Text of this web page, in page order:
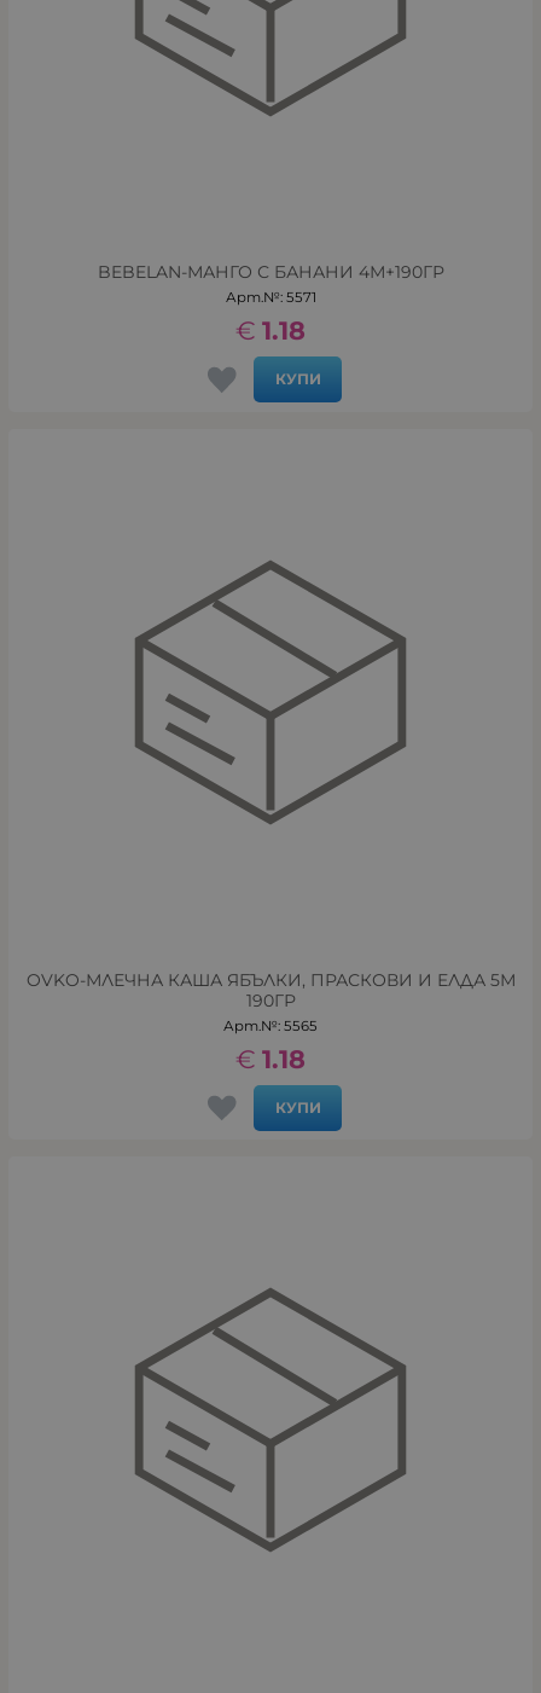
BEBELAN-МАНГО С БАНАНИ 4М+190ГР
Арт.№: 5571
1.18
€
КУПИ
OVKO-МЛЕЧНА КАША ЯБЪЛКИ, ПРАСКОВИ И ЕЛДА 5М
190ГР
Арт.№: 5565
1.18
€
КУПИ